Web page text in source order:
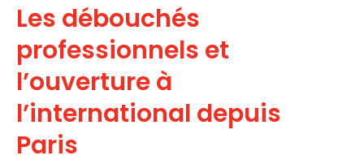
Les débouchés
professionnels et
l’ouverture à
l’international depuis
Paris